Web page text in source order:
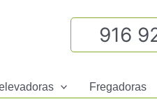
916
Fregadoras